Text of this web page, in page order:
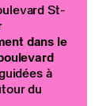
St-
dans le
à
du